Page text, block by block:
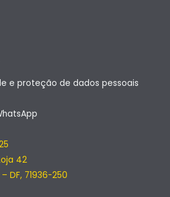
e proteção de dados pessoais
42
DF, 71936-250